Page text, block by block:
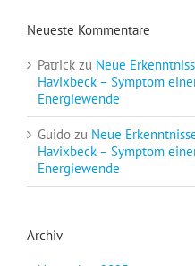
Neueste Kommentare
Patrick zu Neue
Havixbeck – Symptom
Energiewende
Guido zu Neue
Havixbeck – Symptom
Energiewende
Archiv